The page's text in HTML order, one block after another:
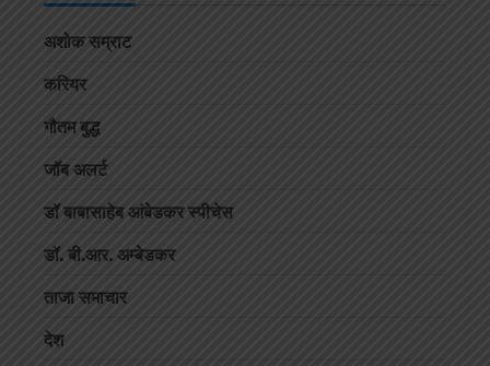
अशोक सम्राट
करियर
गौतम बुद्ध
जॉब अलर्ट
डॉ बाबासाहेब आंबेडकर स्पीचेस
डॉ. बी.आर. अम्बेडकर
ताजा समाचार
देश